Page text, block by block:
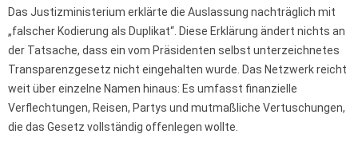
Das Justizministerium erklärte die Auslassung nachträglich mit
„falscher Kodierung als Duplikat“. Diese Erklärung ändert nichts an
der Tatsache, dass ein vom Präsidenten selbst unterzeichnetes
Transparenzgesetz nicht eingehalten wurde. Das Netzwerk reicht
weit über einzelne Namen hinaus: Es umfasst finanzielle
Verflechtungen, Reisen, Partys und mutmaßliche Vertuschungen,
die das Gesetz vollständig offenlegen wollte.